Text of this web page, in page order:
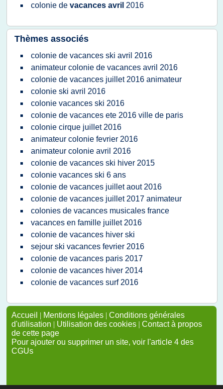
colonie de vacances avril 2016
Thèmes associés
colonie de vacances ski avril 2016
animateur colonie de vacances avril 2016
colonie de vacances juillet 2016 animateur
colonie ski avril 2016
colonie vacances ski 2016
colonie de vacances ete 2016 ville de paris
colonie cirque juillet 2016
animateur colonie fevrier 2016
animateur colonie avril 2016
colonie de vacances ski hiver 2015
colonie vacances ski 6 ans
colonie de vacances juillet aout 2016
colonie de vacances juillet 2017 animateur
colonies de vacances musicales france
vacances en famille juillet 2016
colonie de vacances hiver ski
sejour ski vacances fevrier 2016
colonie de vacances paris 2017
colonie de vacances hiver 2014
colonie de vacances surf 2016
Accueil | Mentions légales | Conditions générales
d'utilisation | Utilisation des cookies | Contact à propos
de cette page
Pour ajouter ou supprimer un site, voir l'article 4 des
CGUs